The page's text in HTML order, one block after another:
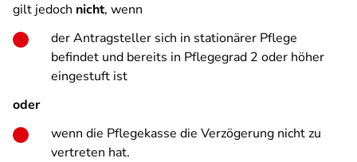
gilt jedoch nicht, wenn
der Antragsteller sich in stationärer Pflege
befindet und bereits in Pflegegrad 2 oder höher
eingestuft ist
oder
wenn die Pflegekasse die Verzögerung nicht zu
vertreten hat.